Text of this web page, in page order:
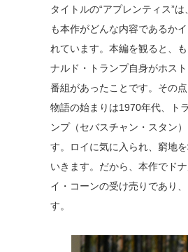
タイトルの“アプレンティス”
も本作がどんな内容であるか
れています。本編を観ると、
ナルド・トランプ自身がホス
番組があったことです。その
物語の始まりは1970年代、ト
ンプ（セバスチャン・スタン
す。ロイに気に入られ、窮地
いきます。だから、本作でド
イ・コーンの受け売りであり
す。